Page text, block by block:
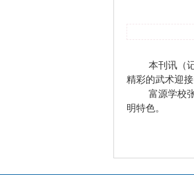
本刊讯（
精彩的武术迎接
富源学校
明特色。